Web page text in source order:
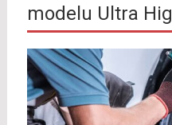
modelu Ultra